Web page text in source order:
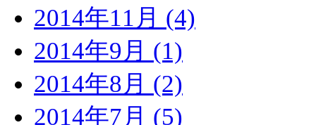
2014年11月 (4)
2014年9月 (1)
2014年8月 (2)
2014年7月 (5)